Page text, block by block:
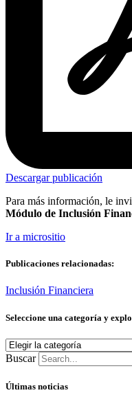
Descargar publicación
Para más información, le
Módulo de Inclusión
Ir a micrositio
Publicaciones relacionadas:
Inclusión Financiera
Seleccione una categoría y
Seleccione
una
categoría
y
Buscar
Últimas noticias